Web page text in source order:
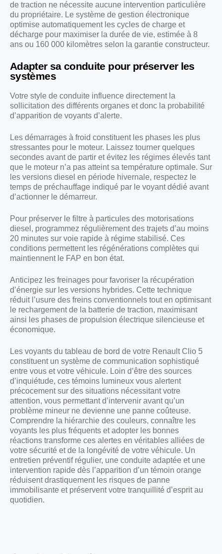
de traction ne nécessite aucune intervention particulière
du propriétaire. Le système de gestion électronique
optimise automatiquement les cycles de charge et
décharge pour maximiser la durée de vie, estimée à 8
ans ou 160 000 kilomètres selon la garantie constructeur.
Adapter sa conduite pour préserver les
systèmes
Votre style de conduite influence directement la
sollicitation des différents organes et donc la probabilité
d’apparition de voyants d’alerte.
Les démarrages à froid constituent les phases les plus
stressantes pour le moteur. Laissez tourner quelques
secondes avant de partir et évitez les régimes élevés tant
que le moteur n’a pas atteint sa température optimale. Sur
les versions diesel en période hivernale, respectez le
temps de préchauffage indiqué par le voyant dédié avant
d’actionner le démarreur.
Pour préserver le filtre à particules des motorisations
diesel, programmez régulièrement des trajets d’au moins
20 minutes sur voie rapide à régime stabilisé. Ces
conditions permettent les régénérations complètes qui
maintiennent le FAP en bon état.
Anticipez les freinages pour favoriser la récupération
d’énergie sur les versions hybrides. Cette technique
réduit l’usure des freins conventionnels tout en optimisant
le rechargement de la batterie de traction, maximisant
ainsi les phases de propulsion électrique silencieuse et
économique.
Les voyants du tableau de bord de votre Renault Clio 5
constituent un système de communication sophistiqué
entre vous et votre véhicule. Loin d’être des sources
d’inquiétude, ces témoins lumineux vous alertent
précocement sur des situations nécessitant votre
attention, vous permettant d’intervenir avant qu’un
problème mineur ne devienne une panne coûteuse.
Comprendre la hiérarchie des couleurs, connaître les
voyants les plus fréquents et adopter les bonnes
réactions transforme ces alertes en véritables alliées de
votre sécurité et de la longévité de votre véhicule. Un
entretien préventif régulier, une conduite adaptée et une
intervention rapide dès l’apparition d’un témoin orange
réduisent drastiquement les risques de panne
immobilisante et préservent votre tranquillité d’esprit au
quotidien.